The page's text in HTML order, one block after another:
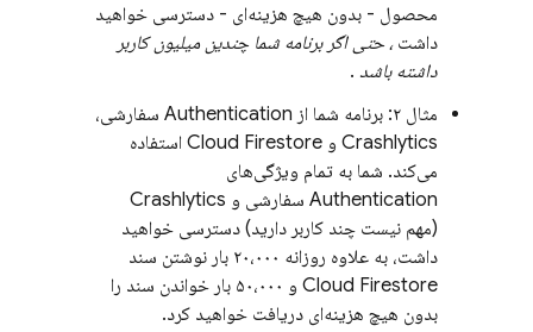
محصول - بدون هیچ هزینه‌ای - دسترسی خواهید
داشت، حتی اگر برنامه شما چندین میلیون کاربر
داشته باشد .
مثال ۲: برنامه شما از
Authentication سفارشی،
Crashlytics و Cloud Firestore استفاده
می‌کند. شما به تمام ویژگی‌های
Authentication سفارشی و Crashlytics
(مهم نیست چند کاربر دارید) دسترسی خواهید
داشت، به علاوه روزانه ۲۰،۰۰۰ بار نوشتن سند
Cloud Firestore
و ۵۰،۰۰۰ بار خواندن سند را
بدون هیچ هزینه‌ای دریافت خواهید کرد.